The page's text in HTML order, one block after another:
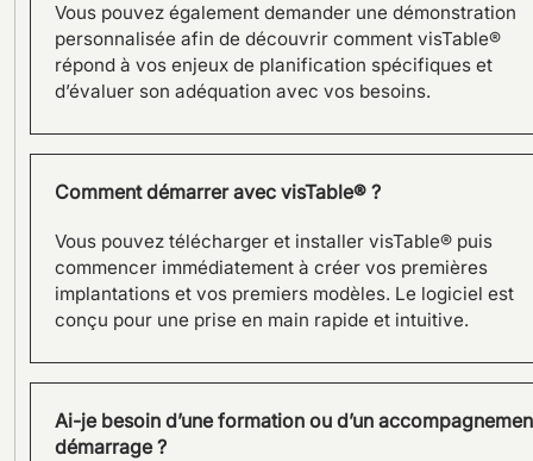
Sorin Group Allemagne –
Vous pouvez également demander une démonstration
personnalisée afin de découvrir comment visTable®
répond à vos enjeux de planification spécifiques et
d’évaluer son adéquation avec vos besoins.
Comment démarrer avec visTable® ?
Vous pouvez télécharger et installer visTable® puis
commencer immédiatement à créer vos premières
implantations et vos premiers modèles. Le logiciel est
conçu pour une prise en main rapide et intuitive.
Ai-je besoin d’une formation ou d’un
démarrage ?